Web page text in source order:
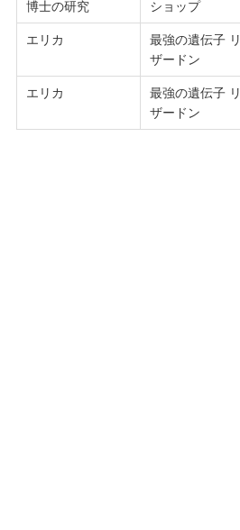
博士の研究 ショップ
エリカ
最強の遺伝子 リ
ザードン
エリカ
最強の遺伝子 リ
ザードン